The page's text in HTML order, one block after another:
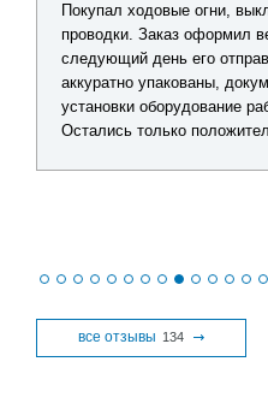
Покупал ходовые огни,
проводки. Заказ оформил
следующий день его
аккуратно упакованы,
установки оборудование
Остались только
все отзывы 134